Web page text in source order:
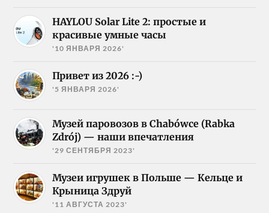
HAYLOU Solar Lite 2: простые и
красивые умные часы
'10 ЯНВАРЯ 2026'
Привет из 2026 :-)
'5 ЯНВАРЯ 2026'
Музей паровозов в Chabówce (Rabka
Zdrój) — наши впечатления
'29 СЕНТЯБРЯ 2023'
Музеи игрушек в Польше — Кельце и
Крыница Здруй
'11 АВГУСТА 2023'